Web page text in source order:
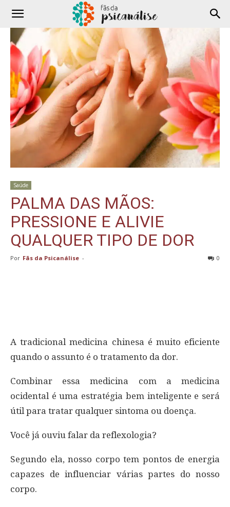
Saúde
PALMA DAS MÃOS:
PRESSIONE E ALIVIE
QUALQUER TIPO DE DOR
Por Fãs da Psicanálise - 0
A tradicional medicina chinesa é muito eficiente
quando o assunto é o tratamento da dor.
Combinar essa medicina com a medicina
ocidental é uma estratégia bem inteligente e será
útil para tratar qualquer sintoma ou doença.
Você já ouviu falar da reflexologia?
Segundo ela, nosso corpo tem pontos de energia
capazes de influenciar várias partes do nosso
corpo.